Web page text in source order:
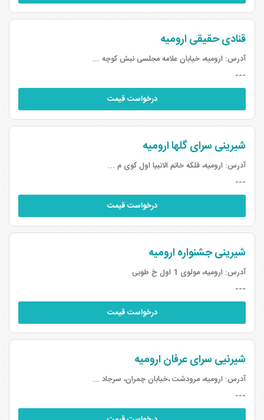
قنادی حقیقی ارومیه
آدرس: ارومیه، خیابان علامه مجلسی نبش کوچه ...
---
درخواست قیمت
شیرینی سرای گلها ارومیه
آدرس: ارومیه، فلکه خاتم الانبیا اول کوی م ...
---
درخواست قیمت
شیرینی جشنواره ارومیه
آدرس: ارومیه، مولوی 1 اول خ طوبی
---
درخواست قیمت
شیرنیی سرای عرفان ارومیه
آدرس: ارومیه، مرودشت ،خیابان چمران، سرجاد ...
---